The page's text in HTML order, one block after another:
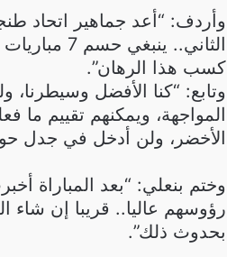
وأردف: “أعد جماهير اتحاد
كسب هذا الرهان”.
وتابع: “كنا الأفضل
المواجهة، ويمكنهم تقييم ما
الأخضر، ولن أدخل في جدل
وختم بنعلي: “بعد المباراة
رؤوسهم عاليا.. قريبا إن شاء
بحدوث ذلك”.